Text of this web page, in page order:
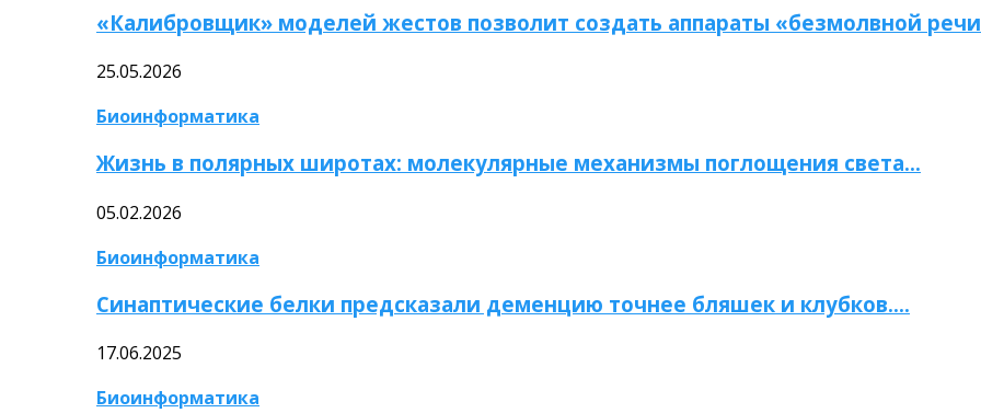
«Калибровщик» моделей жестов позволит создать аппараты «безмолвной
25.05.2026
Биоинформатика
Жизнь в полярных широтах: молекулярные механизмы поглощения света…
05.02.2026
Биоинформатика
Синаптические белки предсказали деменцию точнее бляшек и клубков….
17.06.2025
Биоинформатика